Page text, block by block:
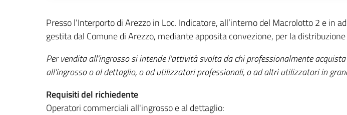
Descrizione completa
Presso l’Interporto di Arezzo in Loc. Indicatore, all’interno del Macrolotto 2 e in
gestita dal Comune di Arezzo, mediante apposita convezione, per la
Per vendita all'ingrosso si intende l'attività svolta da chi professionalmente
all'ingrosso o al dettaglio, o ad utilizzatori professionali, o ad altri utilizzatori in
Requisiti del richiedente
Operatori commerciali all'ingrosso e al dettaglio: